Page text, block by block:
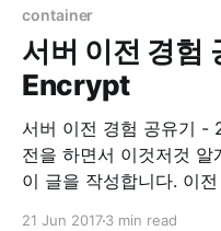
용을 하는 것에
container
서버 이전 경험
Encrypt
서버 이전 경험 공유기 - 2. Let’s
전을 하면서 이것저것
이 글을 작성합니다. 이전 글은 여기서 볼수 있습니다.
21 Jun 20173 min read